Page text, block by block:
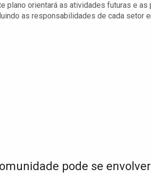
plano orientará as atividades futuras e
as responsabilidades de cada setor
pode se